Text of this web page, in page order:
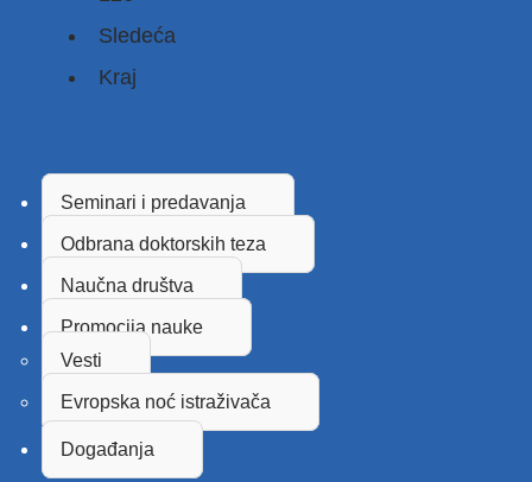
Sledeća
Kraj
Seminari i predavanja
Odbrana doktorskih teza
Naučna društva
Promocija nauke
Vesti
Evropska noć istraživača
Događanja